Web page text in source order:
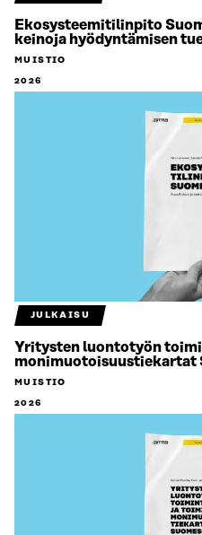
Ekosysteemitilinpito
keinoja hyödyntämisen
MUISTIO
2026
JULKAISU
Yritysten luontotyön
monimuotoisuustiekartat
MUISTIO
2026